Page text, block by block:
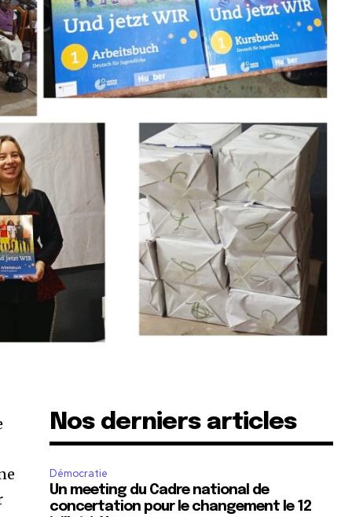
Nos derniers articles
Démocratie
Un meeting du Cadre national de
concertation pour le changement le 12